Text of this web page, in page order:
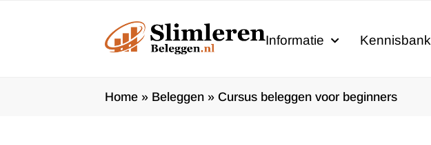
Informatie Kennisbank
Home » Beleggen » Cursus beleggen voor beginners